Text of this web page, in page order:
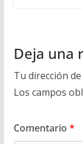
Deja una
Tu dirección
Los campos
Comentario *